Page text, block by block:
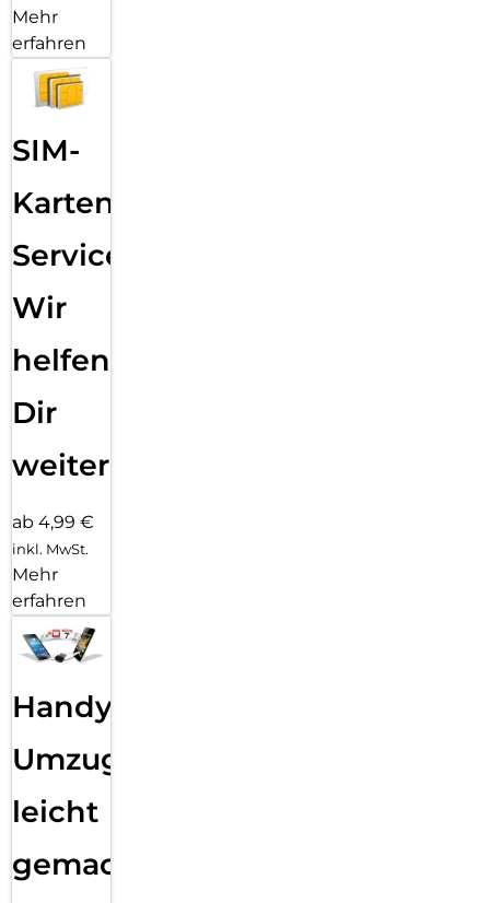
Mehr
erfahren
SIM-
Karten
Service:
Wir
helfen
Dir
weiter
ab 4,99 €
inkl. MwSt.
Mehr
erfahren
Handy
Umzug
leicht
gemacht!